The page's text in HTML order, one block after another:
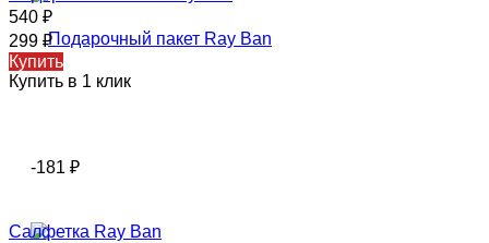
540 ₽
299 ₽
Купить
Купить в 1 клик
-181 ₽
Салфетка Ray Ban